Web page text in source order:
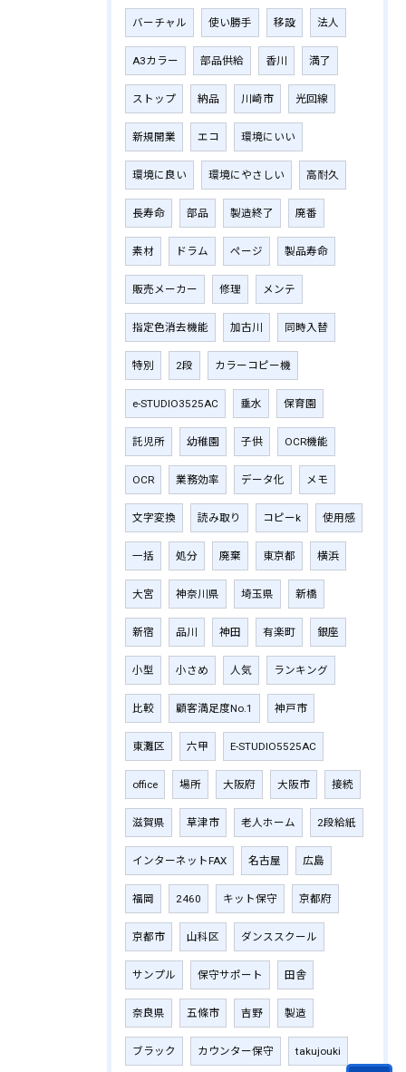
バーチャル 使い勝手 移設 法人
A3カラー 部品供給 香川 満了
ストップ 納品 川崎市 光回線
新規開業 エコ 環境にいい
環境に良い 環境にやさしい 高耐久
長寿命 部品 製造終了 廃番
素材 ドラム ページ 製品寿命
販売メーカー 修理 メンテ
指定色消去機能 加古川 同時入替
特別 2段 カラーコピー機
e-STUDIO3525AC 垂水 保育園
託児所 幼稚園 子供 OCR機能
OCR 業務効率 データ化 メモ
文字変換 読み取り コピーk 使用感
一括 処分 廃棄 東京都 横浜
大宮 神奈川県 埼玉県 新橋
新宿 品川 神田 有楽町 銀座
小型 小さめ 人気 ランキング
比較 顧客満足度No.1 神戸市
東灘区 六甲 E-STUDIO5525AC
office 場所 大阪府 大阪市 接続
滋賀県 草津市 老人ホーム 2段給紙
インターネットFAX 名古屋 広島
福岡 2460 キット保守 京都府
京都市 山科区 ダンススクール
サンプル 保守サポート 田舎
奈良県 五條市 吉野 製造
ブラック カウンター保守 takujouki